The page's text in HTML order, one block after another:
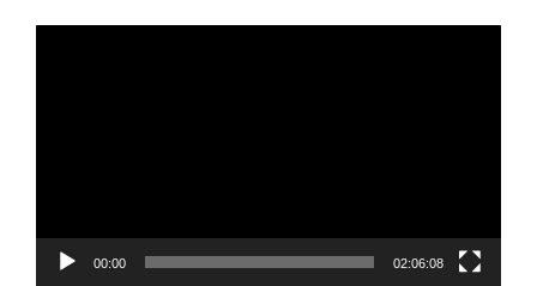
00:00 02:06:08